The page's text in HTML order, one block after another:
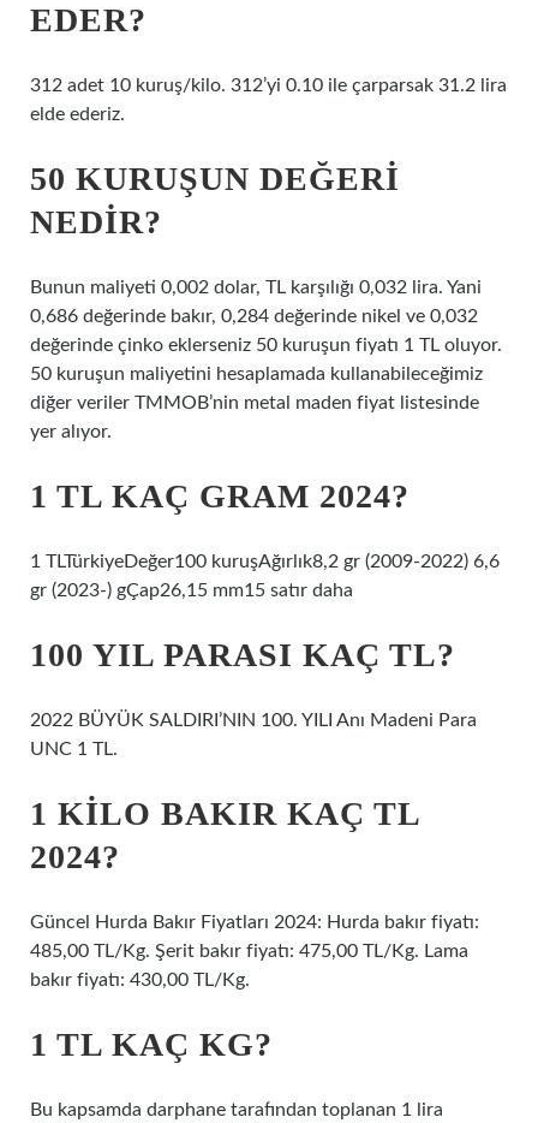
EDER?
312 adet 10 kuruş/kilo. 312’yi 0.10 ile çarparsak 31.2 lira
elde ederiz.
50 KURUŞUN DEĞERI
NEDIR?
Bunun maliyeti 0,002 dolar, TL karşılığı 0,032 lira. Yani
0,686 değerinde bakır, 0,284 değerinde nikel ve 0,032
değerinde çinko eklerseniz 50 kuruşun fiyatı 1 TL oluyor.
50 kuruşun maliyetini hesaplamada kullanabileceğimiz
diğer veriler TMMOB’nin metal maden fiyat listesinde
yer alıyor.
1 TL KAÇ GRAM 2024?
1 TLTürkiyeDeğer100 kuruşAğırlık8,2 gr (2009-2022) 6,6
gr (2023-) gÇap26,15 mm15 satır daha
100 YIL PARASI KAÇ TL?
2022 BÜYÜK SALDIRI’NIN 100. YILI Anı Madeni Para
UNC 1 TL.
1 KILO BAKIR KAÇ TL
2024?
Güncel Hurda Bakır Fiyatları 2024: Hurda bakır fiyatı:
485,00 TL/Kg. Şerit bakır fiyatı: 475,00 TL/Kg. Lama
bakır fiyatı: 430,00 TL/Kg.
1 TL KAÇ KG?
Bu kapsamda darphane tarafından toplanan 1 lira